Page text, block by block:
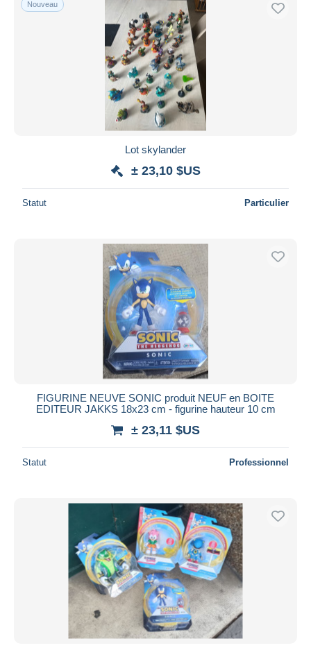
Uniquement en réduction
Livraison gratuite
Méthodes de paiement
PayPal
Virement bancaire
Mastercard
Bancontact
Tout désélectionner
Appliquer
Nouveau
Lot skylander
± 23,10 $US
Statut Particulier
FIGURINE NEUVE SONIC produit NEUF en BOITE
EDITEUR JAKKS 18x23 cm - figurine hauteur 10 cm
± 23,11 $US
Statut Professionnel